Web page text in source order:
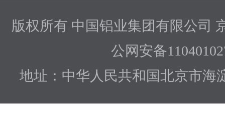
版权所有 中国铝业集团有限公司
公网安备
地址：中华人民共和国北京市海